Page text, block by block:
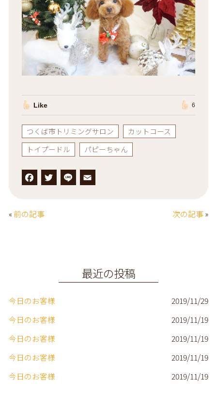
Like 6
つくば市トリミングサロン
カットコース
トイプードル
パピーちゃん
F
c
T L
«前の記事 次の記事»
最近の投稿
今日のお客様
2019/11/29
今日のお客様
2019/11/19
今日のお客様
2019/11/19
今日のお客様
2019/11/19
今日のお客様
2019/11/19